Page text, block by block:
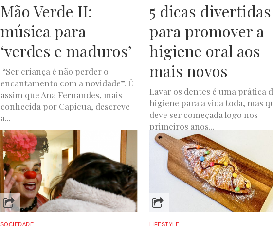
Mão Verde II:
música para
‘verdes e maduros’
“Ser criança é não perder o
encantamento com a novidade”. É
assim que Ana Fernandes, mais
conhecida por Capicua, descreve
a...
JOANA DE OLIVEIRA
5 dicas divertidas
para promover a
higiene oral aos
mais novos
Lavar os dentes é uma prática
higiene para a vida toda, mas
deve ser começada logo nos
primeiros anos...
LUXWOMAN JUNHO 1, 2022
SOCIEDADE LIFESTYLE